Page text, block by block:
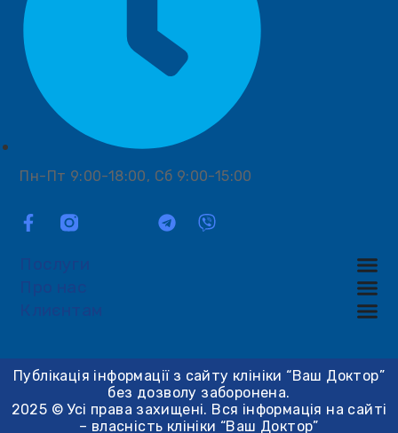
Послуги
Про нас
Клиєнтам
Пн-Пт 9:00-18:00, Сб 9:00-15:00
Публікація інформації з сайту клініки “Ваш Доктор”
без дозволу заборонена.
2025 © Усі права захищені. Вся інформація на сайті
– власність клініки “Ваш Доктор”